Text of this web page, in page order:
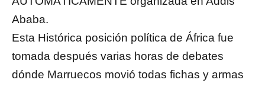
Ababa.
Esta Histórica posición política de África fue
tomada después varias horas de debates
dónde Marruecos movió todas fichas y armas